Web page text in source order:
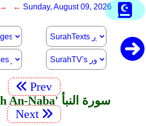
→ ← Sunday, August 09, 2026
Prev
78. Surah An-Naba' سورة النبأ
Next